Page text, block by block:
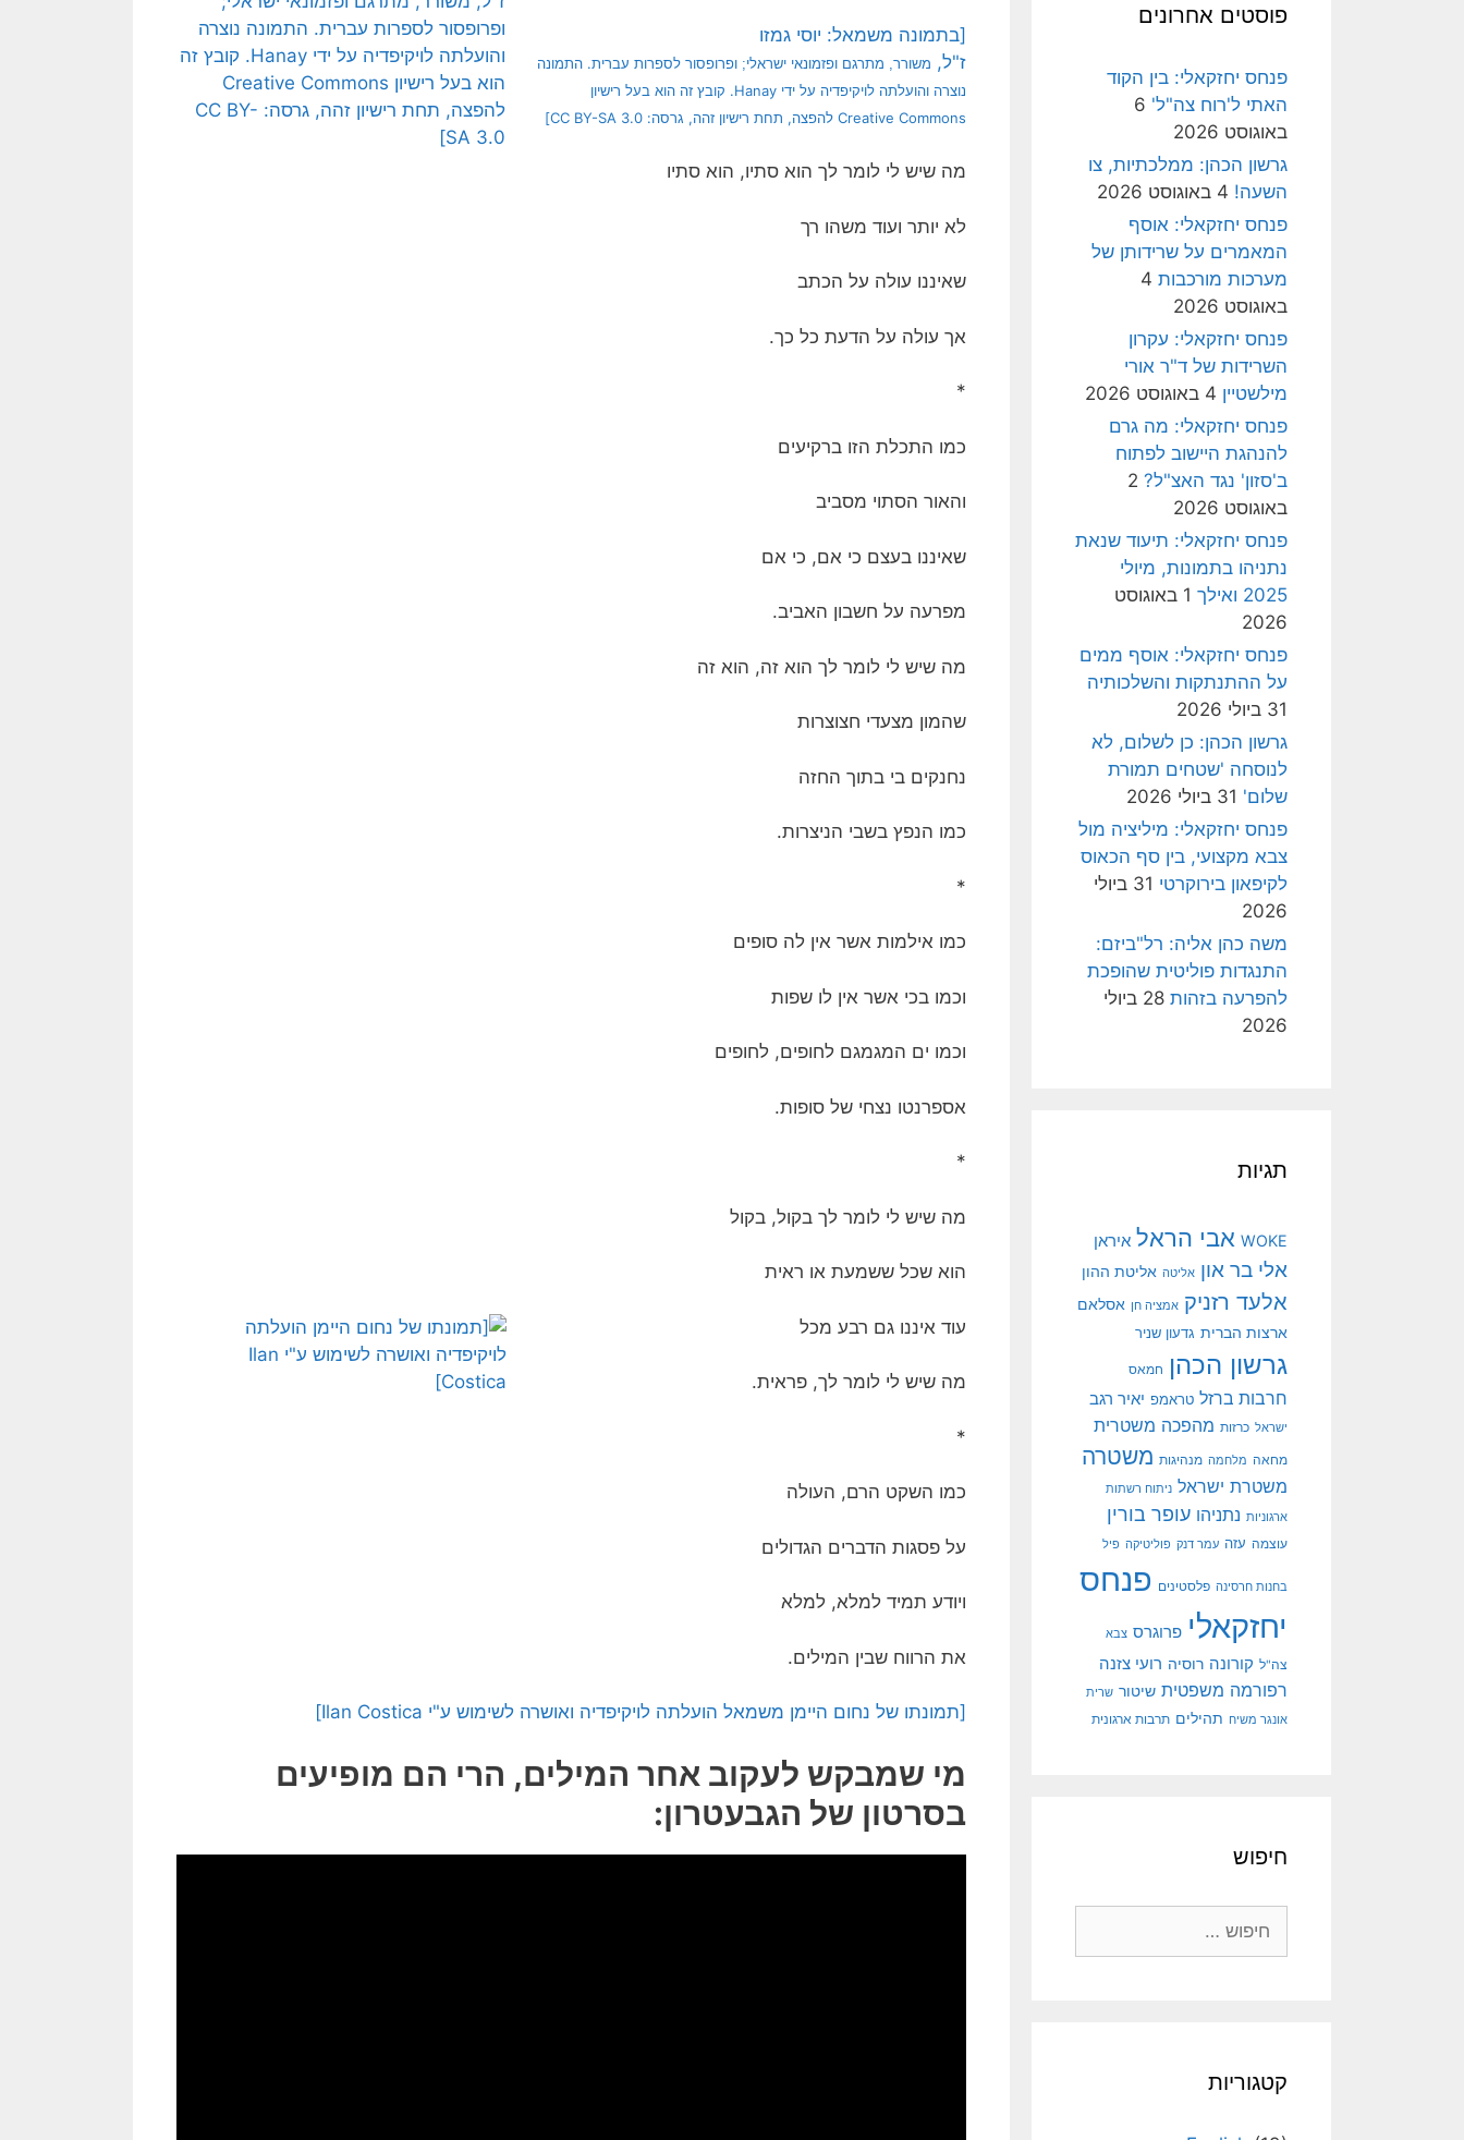
[בתמונה משמאל: יוסי גמזו
ז"ל, משורר מתרגם ופזמונאי ישראלי; ופרופסור לספרות עברית. התמונה
נוצרה והועלתה לויקיפדיה על ידי Hanay. קובץ זה הוא בעל רישיון
Creative Commons להפצה, תחת רישיון זהה, גרסה: CC BY-SA 3.0]
מה שיש לי לומר לך הוא סתיו, הוא סתיו
לא יותר ועוד משהו רך
שאיננו עולה על הכתב
אך עולה על הדעת כל כך.
*
כמו התכלת הזו ברקיעים
והאור הסתוי מסביב
שאיננו בעצם כי אם, כי אם
מפרעה על חשבון האביב.
מה שיש לי לומר לך הוא זה, הוא זה
שהמון מצעדי חצוצרות
נחנקים בי בתוך החזה
כמו הנפץ בשבי הניצרות.
*
כמו אילמות אשר אין לה סופים
וכמו בכי אשר אין לו שפות
וכמו ים המגמגם לחופים, לחופים
אספרנטו נצחי של סופות.
*
מה שיש לי לומר לך בקול, בקול
הוא שכל ששמעת או ראית
עוד איננו גם רבע מכל
מה שיש לי לומר לך, פראית.
*
כמו השקט הרם, העולה
על פסגות הדברים הגדולים
ויודע תמיד למלא, למלא
את הרווח שבין המילים.
[תמונתו של נחום היימן משמאל הועלתה לויקיפדיה ואושרה לשימוש ע"י Ilan Costica]
מי שמבקש לעקוב אחר המילים, הרי הם מופיעים
בסרטון של הגבעטרון:
פוסטים אחרונים
פנחס יחזקאלי: בין הקוד
האתי ל'רוח צה"ל' 6
באוגוסט 2026
גרשון הכהן: ממלכתיות, צו
השעה! 4 באוגוסט 2026
פנחס יחזקאלי: אוסף
המאמרים על שרידותן של
מערכות מורכבות 4
באוגוסט 2026
פנחס יחזקאלי: עקרון
השרידות של ד"ר אורי
מילשטיין 4 באוגוסט 2026
פנחס יחזקאלי: מה גרם
להנהגת היישוב לפתוח
ב'סזון' נגד האצ"ל? 2
באוגוסט 2026
פנחס יחזקאלי: תיעוד שנאת
נתניהו בתמונות, מיולי
2025 ואילך
1 באוגוסט
2026
פנחס יחזקאלי: אוסף ממים
על ההתנתקות והשלכותיה
31 ביולי 2026
גרשון הכהן: כן לשלום, לא
לנוסחה 'שטחים תמורת
שלום' 31 ביולי 2026
פנחס יחזקאלי: מיליציה מול
צבא מקצועי, בין סף הכאוס
לקיפאון בירוקרטי
31 ביולי
2026
משה כהן אליה: רל"ביזם:
התנגדות פוליטית שהופכת
להפרעה בזהות
28 ביולי
2026
תגיות
WOKE אבי הראל איראן
אלי בר און אליטה אליטת ההון
אלעד רזניק אמציה חן אסלאם
ארצות הברית גדעון שניר
גרשון הכהן חמאס
חרבות ברזל טראמפ יאיר רגב
ישראל כרזות מהפכה משטרית
מחאה מלחמה מנהיגות משטרה
משטרת ישראל ניתוח רשתות
ארגוניות נתניהו עופר בורין
עוצמה עזה עמר דנק פוליטיקה פיל
בחנות חרסינה פלסטינים פנחס
יחזקאלי פרוגרס צבא
צה"ל קורונה רוסיה רועי צזנה
רפורמה משפטית שיטור שרית
אונגר משיח תהילים תרבות ארגונית
חיפוש
קטגוריות